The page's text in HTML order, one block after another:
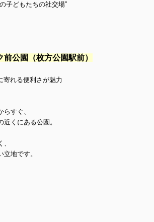
子どもたちの社交場”
公園（枚方公園駅前）
寄れる便利さが魅力
すぐ、
くにある公園。
地です。